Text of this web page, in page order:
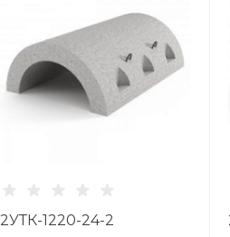
2УТК-1220-24-2